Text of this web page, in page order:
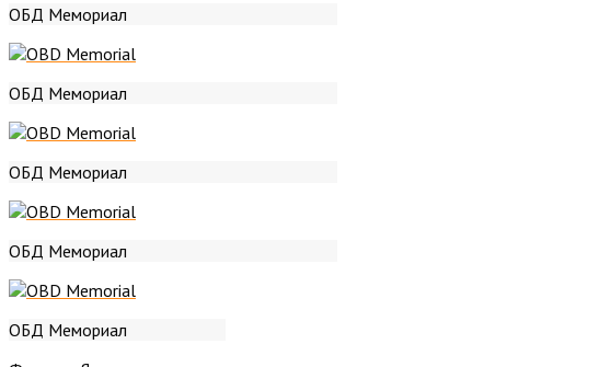
ОБД Мемориал
ОБД Мемориал
ОБД Мемориал
ОБД Мемориал
ОБД Мемориал